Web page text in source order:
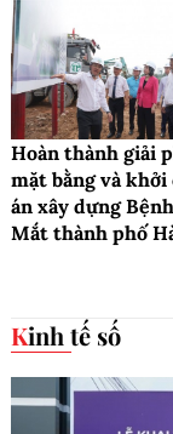
Hoàn thành giải
mặt bằng và khởi
án xây dựng
Mắt thành phố
Kinh tế số